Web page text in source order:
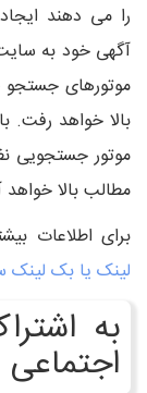
را می دهند
آگهی خود به
موتورهای جستجو
بالا خواهد رفت.
موتور جستجویی
مطالب بالا خواهد
برای اطلاعات
لینک یا بک لینک
به
اجتماعی